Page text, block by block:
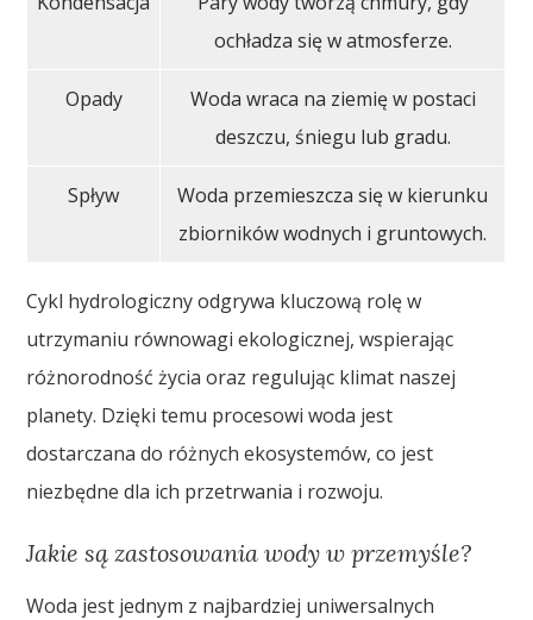
ochładza się w atmosferze.
Opady
Woda wraca na ziemię w postaci
deszczu, śniegu lub gradu.
Spływ
Woda przemieszcza się w kierunku
zbiorników wodnych i gruntowych.
Cykl hydrologiczny odgrywa kluczową rolę w
utrzymaniu równowagi ekologicznej, wspierając
różnorodność życia oraz regulując klimat naszej
planety. Dzięki temu procesowi woda jest
dostarczana do różnych ekosystemów, co jest
niezbędne dla ich przetrwania i rozwoju.
Jakie są zastosowania wody w przemyśle?
Woda jest jednym z najbardziej uniwersalnych